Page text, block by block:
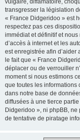
vulgaire, diffamatoire,
transgresser la législation
« France Didgeridoo » est
respectez pas ces
immédiat et définitif et
d’accès à internet et les
est enregistrée afin d’aider
le fait que « France
déplacer ou de verrouiller
moment si nous estimons
que toutes les informations
dans notre base de
diffusées à une tierce
Didgeridoo », ni phpBB,
de tentative de piratage